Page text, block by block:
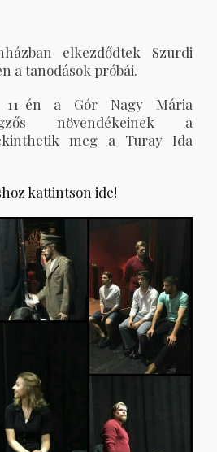
elkezdődtek Szurdi
a tanodások próbái.
én a Gór Nagy Mária
növendékeinek a
meg a Turay Ida
kattintson ide!